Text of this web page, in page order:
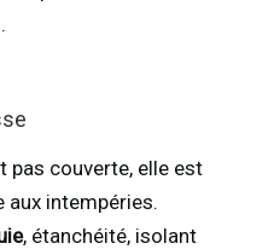
pas couverte, elle est
aux intempéries.
, étanchéité, isolant